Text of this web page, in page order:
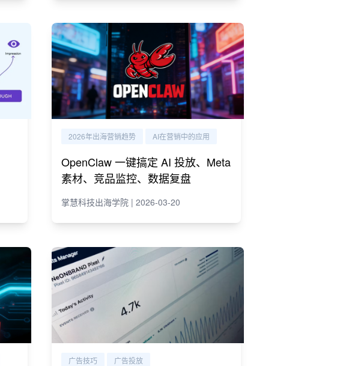
2026年出海营销趋势 AI在营销中的应用
OpenClaw 一键搞定 AI 投放、Meta
素材、竞品监控、数据复盘
掌慧科技出海学院 | 2026-03-20
广告技巧 广告投放